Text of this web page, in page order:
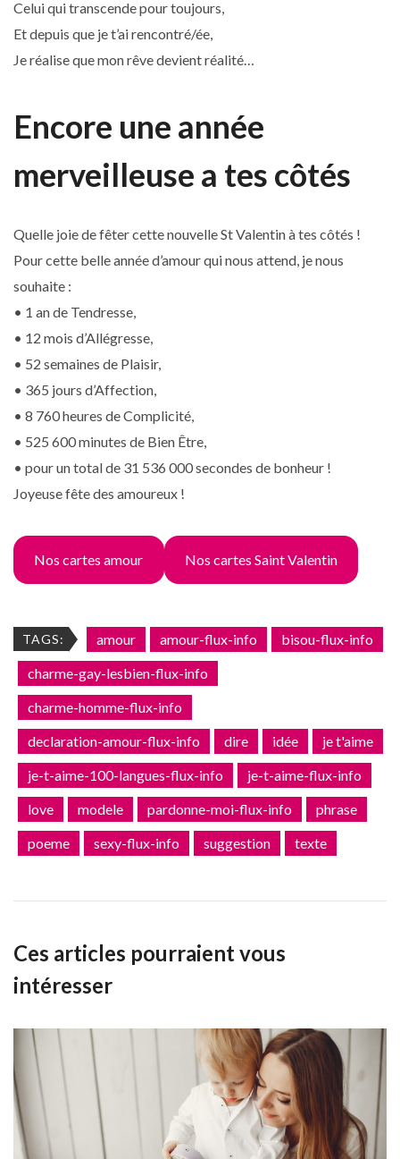
Celui qui transcende pour toujours,
Et depuis que je t’ai rencontré/ée,
Je réalise que mon rêve devient réalité…
Encore une année
merveilleuse a tes côtés
Quelle joie de fêter cette nouvelle St Valentin à tes côtés !
Pour cette belle année d’amour qui nous attend, je nous
souhaite :
• 1 an de Tendresse,
• 12 mois d’Allégresse,
• 52 semaines de Plaisir,
• 365 jours d’Affection,
• 8 760 heures de Complicité,
• 525 600 minutes de Bien Être,
• pour un total de 31 536 000 secondes de bonheur !
Joyeuse fête des amoureux !
Nos cartes amour Nos cartes Saint Valentin
TAGS: amour amour-flux-info
bisou-flux-info
charme-gay-lesbien-flux-info
charme-homme-flux-info
declaration-amour-flux-info
dire idée
je t'aime
je-t-aime-100-langues-flux-info
je-t-aime-flux-info
love
modele pardonne-moi-flux-info
phrase
poeme
sexy-flux-info suggestion texte
Ces articles pourraient vous
intéresser